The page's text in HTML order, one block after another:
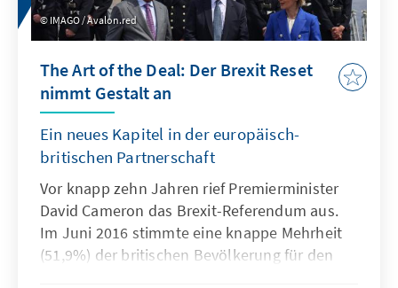
IMAGO / Avalon.red
The Art of the Deal: Der Brexit Reset
nimmt Gestalt an
Ein neues Kapitel in der europäisch-
britischen Partnerschaft
Vor knapp zehn Jahren rief Premierminister
David Cameron das Brexit-Referendum aus.
Im Juni 2016 stimmte eine knappe Mehrheit
(51,9%) der britischen Bevölkerung für den